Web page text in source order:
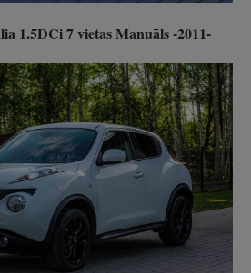
1.5DCi 7 vietas Manuāls -2011-